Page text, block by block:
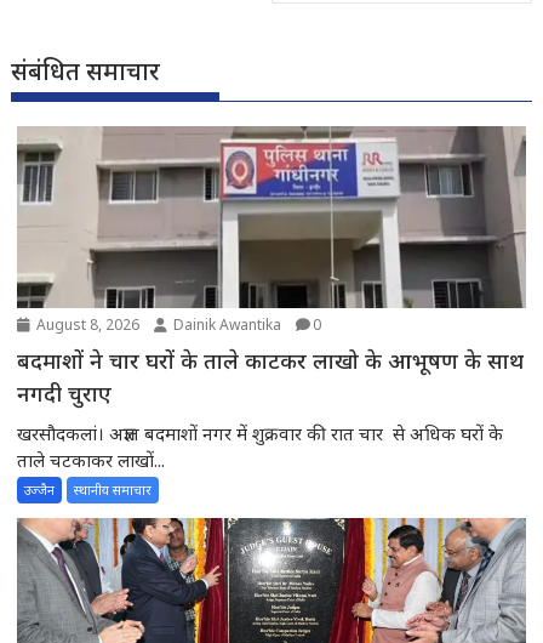
संबंधित समाचार
August 8, 2026 Dainik Awantika 0
बदमाशों ने चार घरों के ताले काटकर लाखो के आभूषण के साथ
नगदी चुराए
खरसौदकलां। अज्ञात बदमाशों नगर में शुक्रवार की रात चार से अधिक घरों के
ताले चटकाकर लाखों...
उज्जैन स्थानीय समाचार